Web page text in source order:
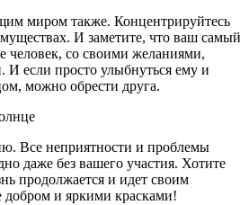
миром также. Концентрируйтесь
И заметите, что ваш самый
человек, со своими желаниями,
И если просто улыбнуться ему и
можно обрести друга.
Все неприятности и проблемы
даже без вашего участия. Хотите
продолжается и идет своим
добром и яркими красками!